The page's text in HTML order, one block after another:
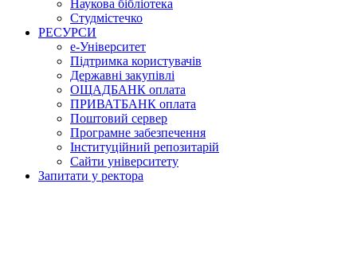
Наукова бібліотека
Студмістечко
РЕСУРСИ
е-Університет
Підтримка користувачів
Державні закупівлі
ОЩАДБАНК оплата
ПРИВАТБАНК оплата
Поштовий сервер
Програмне забезпечення
Інституційний репозитарій
Сайти університету
Запитати у ректора